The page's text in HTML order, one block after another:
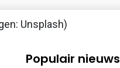
Unsplash)
Populair nieuws